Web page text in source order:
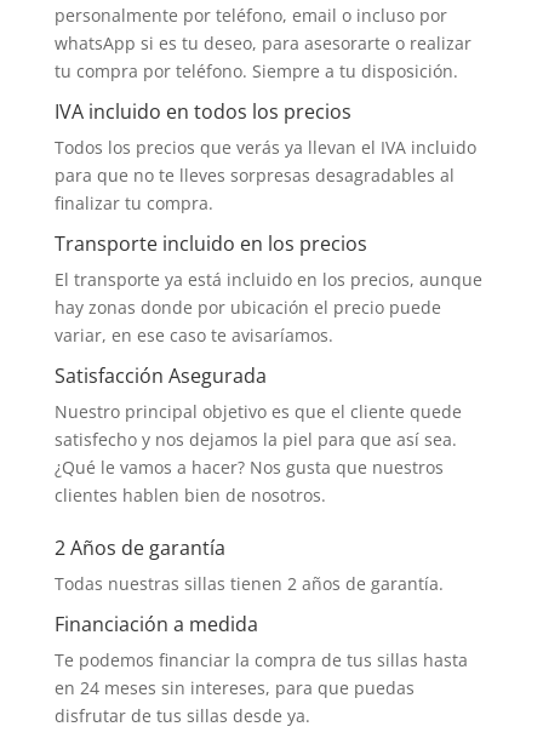
personalmente por teléfono, email o incluso por
whatsApp si es tu deseo, para asesorarte o realizar
tu compra por teléfono. Siempre a tu disposición.
IVA incluido en todos los precios
Todos los precios que verás ya llevan el IVA incluido
para que no te lleves sorpresas desagradables al
finalizar tu compra.
Transporte incluido en los precios
El transporte ya está incluido en los precios, aunque
hay zonas donde por ubicación el precio puede
variar, en ese caso te avisaríamos.
Satisfacción Asegurada
Nuestro principal objetivo es que el cliente quede
satisfecho y nos dejamos la piel para que así sea.
¿Qué le vamos a hacer? Nos gusta que nuestros
clientes hablen bien de nosotros.
2 Años de garantía
Todas nuestras sillas tienen 2 años de garantía.
Financiación a medida
Te podemos financiar la compra de tus sillas hasta
en 24 meses sin intereses, para que puedas
disfrutar de tus sillas desde ya.